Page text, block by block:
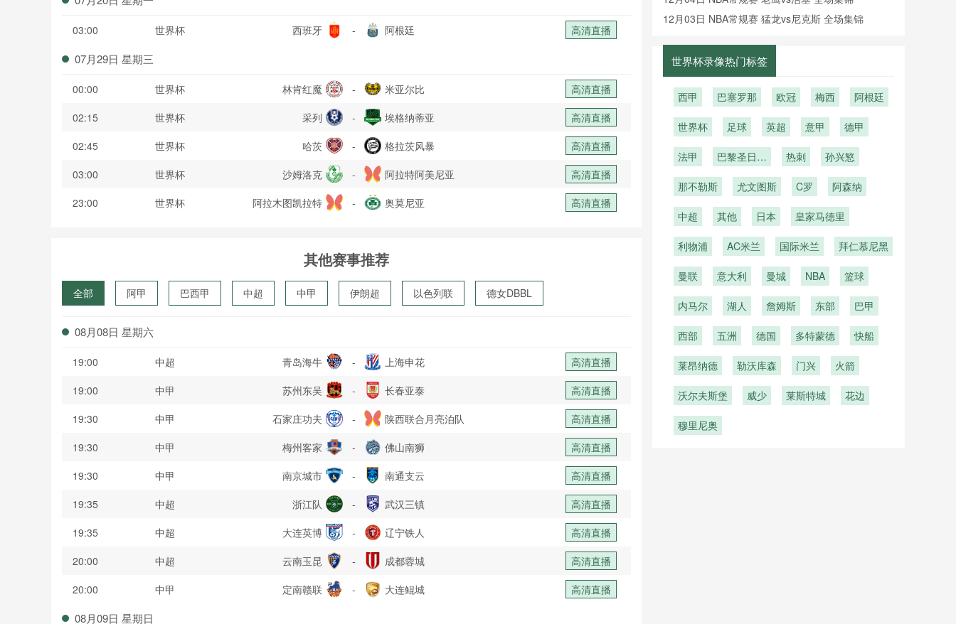
03:00 世界杯 西班牙 - 阿根廷 高清直播
07月29日 星期三
00:00 世界杯 林肯红魔 - 米亚尔比
高清直播
02:15
世界杯 采列 - 埃格纳蒂亚
高清直播
02:45
世界杯 哈茨 - 格拉茨风暴
高清直播
03:00
世界杯 沙姆洛克 - 阿拉特阿美尼亚
高清直播
23:00
世界杯 阿拉木图凯拉特 - 奥莫尼亚 高清直播
其他赛事推荐
全部 阿甲 巴西甲 中超 中甲 伊朗超 以色列联 德女DBBL
波黑联
08月08日 星期六
19:00 中超 青岛海牛 - 上海申花
高清直播
19:00
中甲 苏州东吴 - 长春亚泰
高清直播
19:30
中甲 石家庄功夫 - 陕西联合月亮泊队
高清直播
19:30
中甲 梅州客家 - 佛山南狮
高清直播
19:30
中甲 南京城市 - 南通支云
高清直播
19:35
中超 浙江队 - 武汉三镇
高清直播
19:35
中超 大连英博 - 辽宁铁人
高清直播
20:00
中超 云南玉昆 - 成都蓉城
高清直播
20:00
中甲 定南赣联 - 大连鲲城 高清直播
08月09日 星期日
12月03日 NBA常规赛 猛龙vs尼克斯 全场集锦
世界杯录像热门标签
西甲 巴塞罗那 欧冠 梅西 阿根廷
世界杯 足球 英超 意甲 德甲
法甲
巴黎圣日耳
热刺 孙兴慜
那不勒斯 尤文图斯 C罗 阿森纳
中超 其他 日本 皇家马德里
利物浦 AC米兰 国际米兰 拜仁慕尼黑
曼联 意大利 曼城 NBA 篮球
内马尔 湖人 詹姆斯 东部 巴甲
西部 五洲 德国 多特蒙德 快船
莱昂纳德 勒沃库森 门兴 火箭
沃尔夫斯堡 威少 莱斯特城 花边
穆里尼奥